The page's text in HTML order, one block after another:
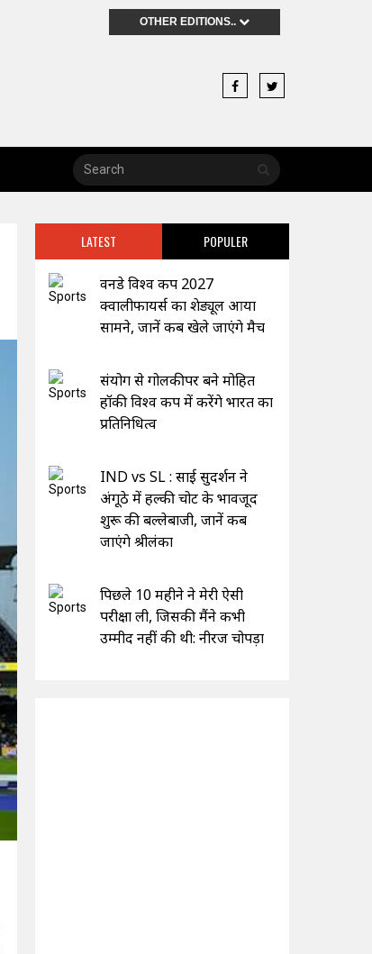
OTHER EDITIONS..
LATEST POPULER
वनडे विश्व कप 2027
क्वालीफायर्स का शेड्यूल आया
सामने, जानें कब खेले जाएंगे मैच
संयोग से गोलकीपर बने मोहित
हॉकी विश्व कप में करेंगे भारत का
प्रतिनिधित्व
IND vs SL : साई सुदर्शन ने
अंगूठे में हल्की चोट के भावजूद
शुरू की बल्लेबाजी, जानें कब
जाएंगे श्रीलंका
पिछले 10 महीने ने मेरी ऐसी
परीक्षा ली, जिसकी मैंने कभी
उम्मीद नहीं की थी: नीरज चोपड़ा